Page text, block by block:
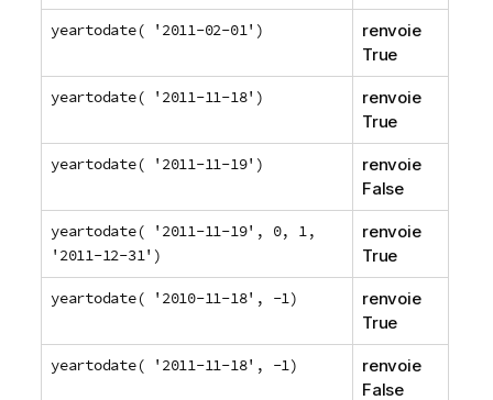
yeartodate( '2011-02-01')
renvoie
True
yeartodate( '2011-11-18')
renvoie
True
yeartodate( '2011-11-19')
renvoie
False
yeartodate( '2011-11-19', 0, 1,
'2011-12-31')
renvoie
True
yeartodate( '2010-11-18', -1)
renvoie
True
yeartodate( '2011-11-18', -1)
renvoie
False